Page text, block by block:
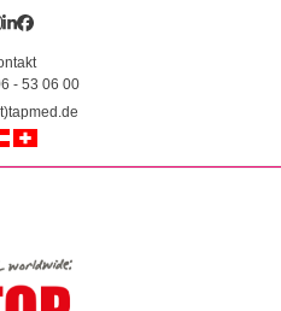
LinkedIn
Facebook
- 53 06 00